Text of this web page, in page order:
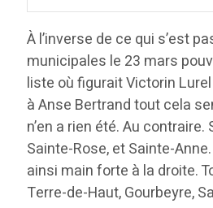
À l’inverse de ce qui s’est
municipales le 23 mars
liste où figurait Victorin
à Anse Bertrand tout cela
n’en a rien été. Au
Sainte-Rose, et Sainte-
ainsi main forte à la droite.
Terre-de-Haut, Gourbeyre,